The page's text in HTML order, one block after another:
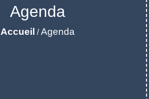
Agenda
Accueil /Agenda